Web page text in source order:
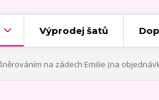
Výprodej šatů
na zádech Emilie (na